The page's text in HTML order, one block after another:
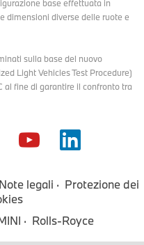
base effettuata in
dimensioni diverse delle ruote e
sulla base del nuovo
Light Vehicles Test Procedure)
al fine di garantire il confronto tra
Note legali
Protezione dei
Rolls-Royce